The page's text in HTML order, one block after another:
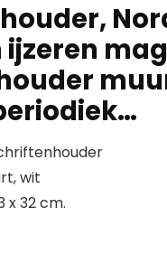
wit
x 32 cm.